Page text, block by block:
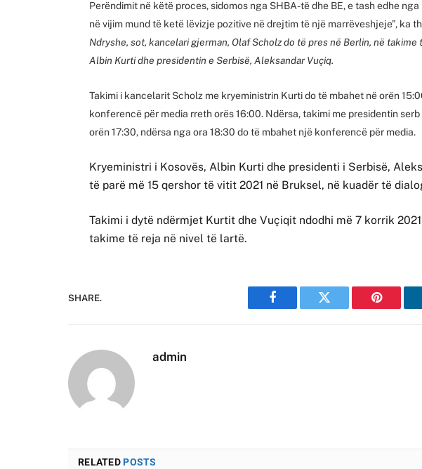
Perëndimit në këtë proces, sidomos nga SHBA-të dhe BE, e tash edhe
në vijim mund të ketë lëvizje pozitive në drejtim të një marrëveshjeje”, ka
Ndryshe, sot, kancelari gjerman, Olaf Scholz do të pres në Berlin, në takime
Albin Kurti dhe presidentin e Serbisë, Aleksandar Vuçiq.
Takimi i kancelarit Scholz me kryeministrin Kurti do të mbahet në orën
konferencë për media rreth orës 16:00. Ndërsa, takimi me presidentin
orën 17:30, ndërsa nga ora 18:30 do të mbahet një konferencë për media.
Kryeministri i Kosovës, Albin Kurti dhe presidenti i Serbisë,
të parë më 15 qershor të vitit 2021 në Bruksel, në kuadër të
Takimi i dytë ndërmjet Kurtit dhe Vuçiqit ndodhi më 7 korrik
takime të reja në nivel të lartë.
SHARE.
Facebook Twitter Pinterest
admin
RELATEDPOSTS